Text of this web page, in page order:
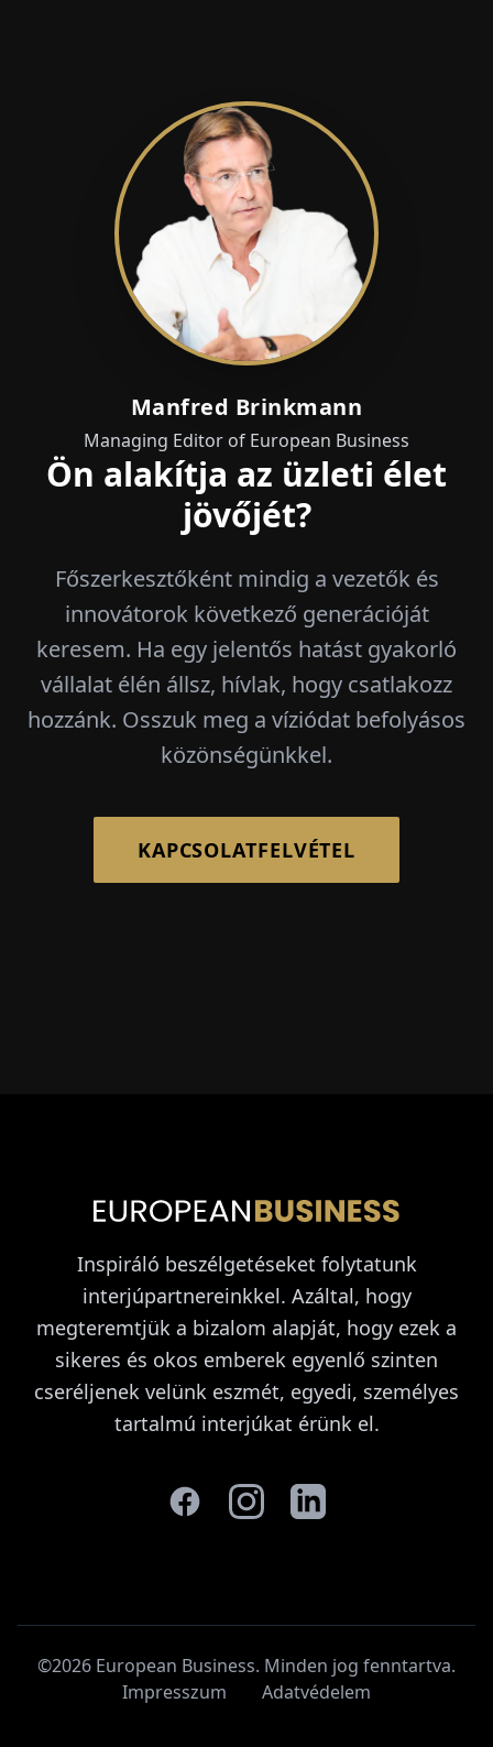
Manfred Brinkmann
Managing Editor of European Business
Ön alakítja az üzleti élet
jövőjét?
Főszerkesztőként mindig a vezetők és
innovátorok következő generációját
keresem. Ha egy jelentős hatást gyakorló
vállalat élén állsz, hívlak, hogy csatlakozz
hozzánk. Osszuk meg a víziódat befolyásos
közönségünkkel.
KAPCSOLATFELVÉTEL
Inspiráló beszélgetéseket folytatunk
interjúpartnereinkkel. Azáltal, hogy
megteremtjük a bizalom alapját, hogy ezek a
sikeres és okos emberek egyenlő szinten
cseréljenek velünk eszmét, egyedi, személyes
tartalmú interjúkat érünk el.
©2026 European Business. Minden jog fenntartva.
Impresszum
Adatvédelem